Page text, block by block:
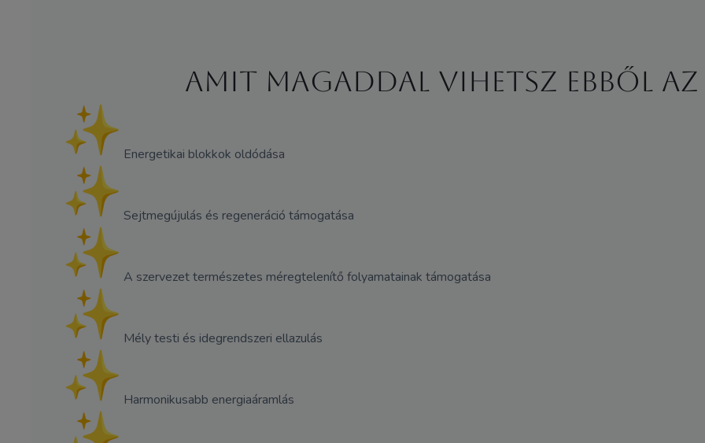
Amit magaddal vihetsz ebből
Energetikai blokkok oldódása
Sejtmegújulás és regeneráció támogatása
A szervezet természetes méregtelenítő folyamatainak támogatása
Mély testi és idegrendszeri ellazulás
Harmonikusabb energiaáramlás